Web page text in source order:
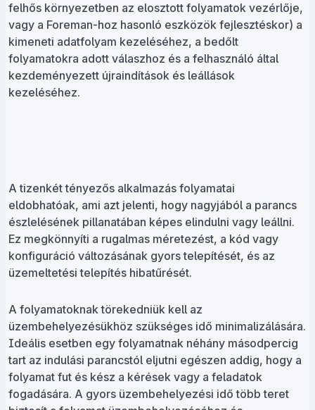
felhős környezetben az elosztott folyamatok vezérlője,
vagy a Foreman-hoz hasonló eszközök fejlesztéskor) a
kimeneti adatfolyam kezeléséhez, a bedőlt
folyamatokra adott válaszhoz és a felhasználó által
kezdeményezett újraindítások és leállások
kezeléséhez.
A tizenkét tényezős alkalmazás folyamatai
eldobhatóak, ami azt jelenti, hogy nagyjából a parancs
észlelésének pillanatában képes elindulni vagy leállni.
Ez megkönnyíti a rugalmas méretezést, a kód vagy
konfiguráció változásának gyors telepítését, és az
üzemeltetési telepítés hibatűrését.
A folyamatoknak törekedniük kell az
üzembehelyezésükhöz szükséges idő minimalizálására.
Ideális esetben egy folyamatnak néhány másodpercig
tart az indulási parancstól eljutni egészen addig, hogy a
folyamat fut és kész a kérések vagy a feladatok
fogadására. A gyors üzembehelyezési idő több teret